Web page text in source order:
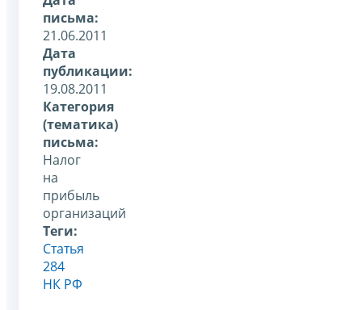
письма:
21.06.2011
Дата
публикации:
19.08.2011
Категория
(тематика)
письма:
Налог
на
прибыль
организаций
Теги:
Статья
284
НК РФ